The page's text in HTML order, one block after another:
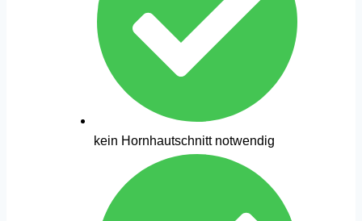
kein Hornhautschnitt notwendig